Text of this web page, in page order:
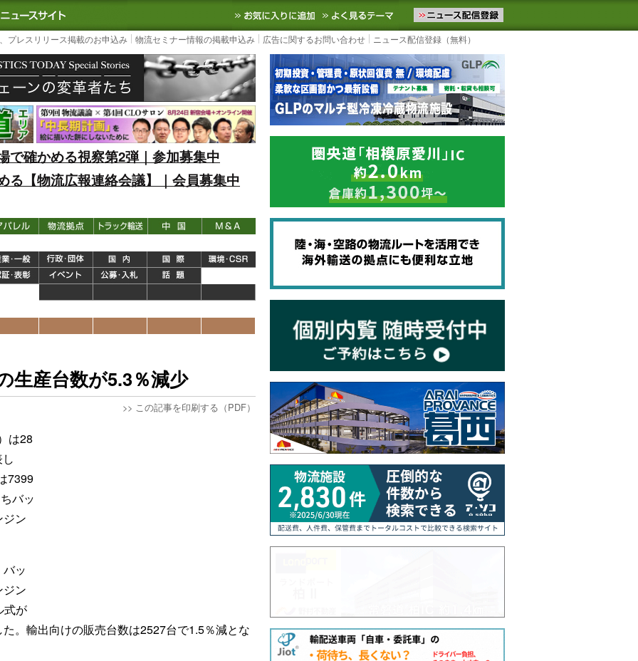
｜国内最大の物流ニュースサイト3PL, SCMなど国内外の最新の物流ニュースをお届けします。物流ニュースメール配信を登録す
お気に入りに追加 よく見るテーマ
プレスリリース掲載のお申込み 物流セミナー情報の掲載申込み 広告に関するお問い合わせ ニュース配信登録（無料）
で確かめる視察第2弾｜参加募集中
る【物流広報連絡会議】｜会員募集中
生産台数が5.3％減少
>> この記事を印刷する（PDF）
は28
7399
バッ
ン
ッ
ン
式が
。輸出向けの販売台数は2527台で1.5％減とな